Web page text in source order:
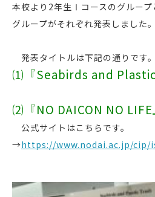
本校より2年生Ⅰコースのグルー
グループがそれぞれ発表しました。
発表タイトルは下記の通りです。
⑴『Seabirds and Plastic
⑵『NO DAICON NO LIFE
公式サイトはこちらです。
→https://www.nodai.ac.jp/cip/